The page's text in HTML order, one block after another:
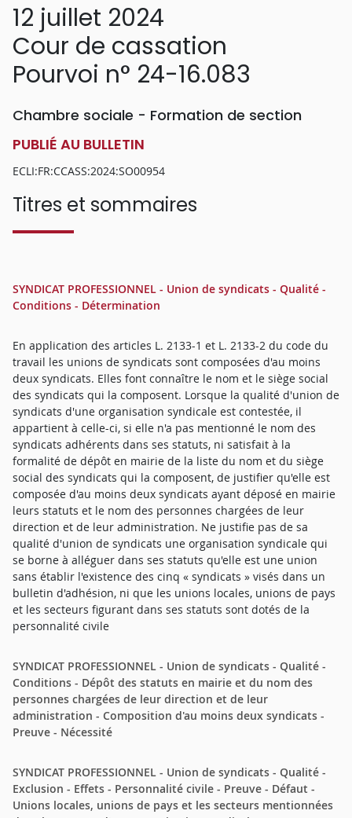
12 juillet 2024
Cour de cassation
Pourvoi n° 24-16.083
Chambre sociale - Formation de section
PUBLIÉ AU BULLETIN
ECLI:FR:CCASS:2024:SO00954
Titres et sommaires
SYNDICAT PROFESSIONNEL - Union de syndicats - Qualité -
Conditions - Détermination
En application des articles L. 2133-1 et L. 2133-2 du code du
travail les unions de syndicats sont composées d'au moins
deux syndicats. Elles font connaître le nom et le siège social
des syndicats qui la composent. Lorsque la qualité d'union de
syndicats d'une organisation syndicale est contestée, il
appartient à celle-ci, si elle n'a pas mentionné le nom des
syndicats adhérents dans ses statuts, ni satisfait à la
formalité de dépôt en mairie de la liste du nom et du siège
social des syndicats qui la composent, de justifier qu'elle est
composée d'au moins deux syndicats ayant déposé en mairie
leurs statuts et le nom des personnes chargées de leur
direction et de leur administration. Ne justifie pas de sa
qualité d'union de syndicats une organisation syndicale qui
se borne à alléguer dans ses statuts qu'elle est une union
sans établir l'existence des cinq « syndicats » visés dans un
bulletin d'adhésion, ni que les unions locales, unions de pays
et les secteurs figurant dans ses statuts sont dotés de la
personnalité civile
SYNDICAT PROFESSIONNEL - Union de syndicats - Qualité -
Conditions - Dépôt des statuts en mairie et du nom des
personnes chargées de leur direction et de leur
administration - Composition d'au moins deux syndicats -
Preuve - Nécessité
SYNDICAT PROFESSIONNEL - Union de syndicats - Qualité -
Exclusion - Effets - Personnalité civile - Preuve - Défaut -
Unions locales, unions de pays et les secteurs mentionnées